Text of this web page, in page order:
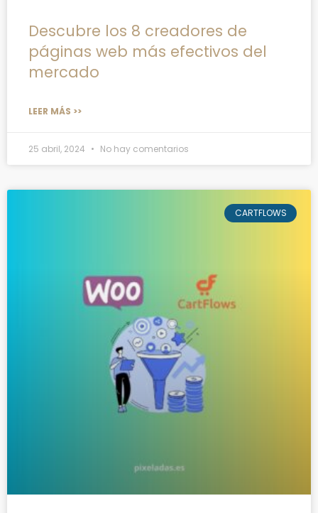
Descubre los 8 creadores de
páginas web más efectivos del
mercado
LEER MÁS >>
25 abril, 2024 No hay comentarios
CARTFLOWS